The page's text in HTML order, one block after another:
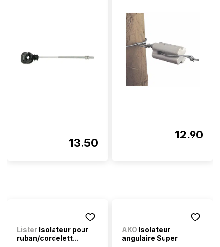
13.50
12.90
Lister Isolateur pour
ruban/cordelett...
AKO Isolateur
angulaire Super